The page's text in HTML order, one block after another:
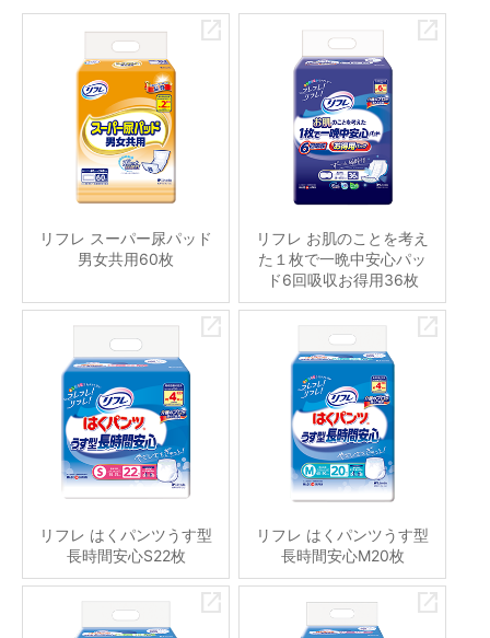
リフレ スーパー尿パッド
男女共用60枚
リフレ お肌のことを考え
た１枚で一晩中安心パッ
ド6回吸収お得用36枚
リフレ はくパンツうす型
長時間安心S22枚
リフレ はくパンツうす型
長時間安心M20枚